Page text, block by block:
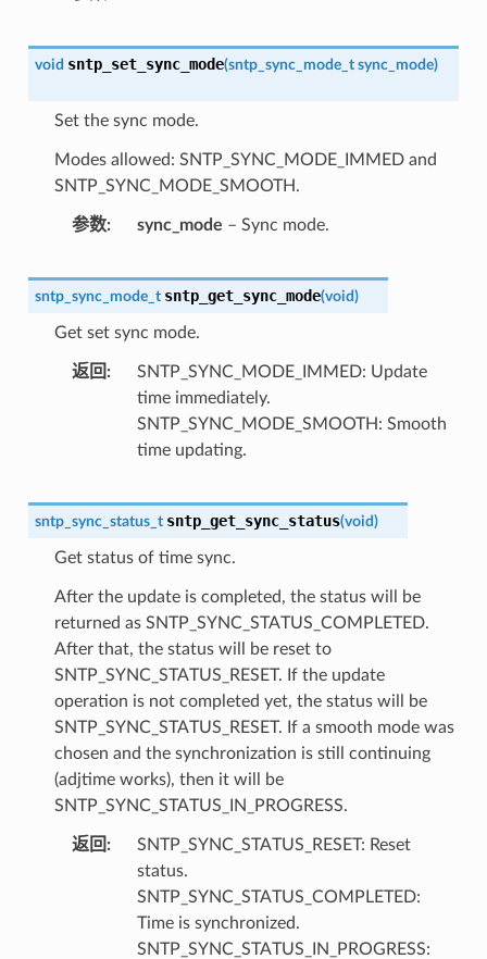
void sntp_set_sync_mode(sntp_sync_mode_t sync_mode)
Set the sync mode.
Modes allowed: SNTP_SYNC_MODE_IMMED and
SNTP_SYNC_MODE_SMOOTH.
参数 sync_mode – Sync mode.
sntp_sync_mode_t sntp_get_sync_mode(void)
Get set sync mode.
返回
SNTP_SYNC_MODE_IMMED: Update
time immediately.
SNTP_SYNC_MODE_SMOOTH: Smooth
time updating.
sntp_sync_status_t sntp_get_sync_status(void)
Get status of time sync.
After the update is completed, the status will be
returned as SNTP_SYNC_STATUS_COMPLETED.
After that, the status will be reset to
SNTP_SYNC_STATUS_RESET. If the update
operation is not completed yet, the status will be
SNTP_SYNC_STATUS_RESET. If a smooth mode was
chosen and the synchronization is still continuing
(adjtime works), then it will be
SNTP_SYNC_STATUS_IN_PROGRESS.
返回
SNTP_SYNC_STATUS_RESET: Reset
status.
SNTP_SYNC_STATUS_COMPLETED:
Time is synchronized.
SNTP_SYNC_STATUS_IN_PROGRESS: